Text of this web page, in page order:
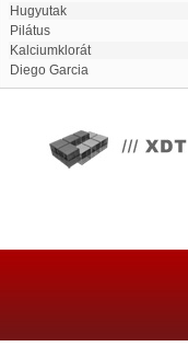
Hugyutak
Pilátus
Kalciumklorát
Diego Garcia